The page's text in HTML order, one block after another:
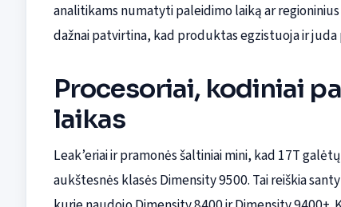
analitikams numatyti paleidimo laiką ar
dažnai patvirtina, kad produktas egzistuoja ir
Procesoriai, kodiniai
laikas
Leak’eriai ir pramonės šaltiniai mini, kad 17T
aukštesnės klasės Dimensity 9500. Tai reiškia